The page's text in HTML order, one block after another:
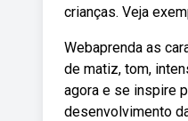
crianças. Veja
Webaprenda as
de matiz, tom,
agora e se inspire
desenvolvimento